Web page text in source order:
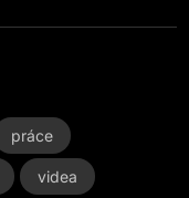
práce
videa